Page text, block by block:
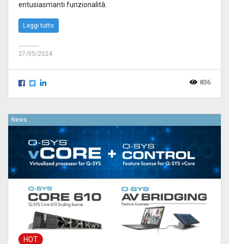
entusiasmanti funzionalità.
Leggi tutto
27/05/2024
836
News
HOT